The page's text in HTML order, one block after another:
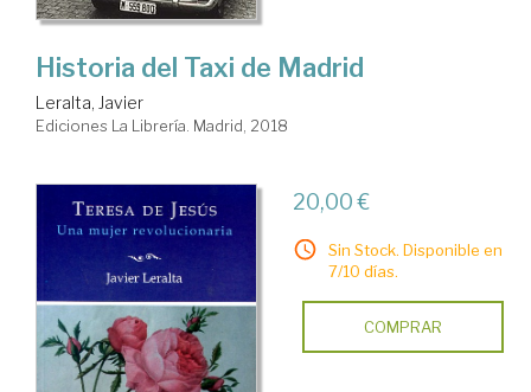
Historia del Taxi de Madrid
Leralta, Javier
Ediciones La Librería. Madrid, 2018
20,00 €
Sin Stock. Disponible en
7/10 días.
COMPRAR